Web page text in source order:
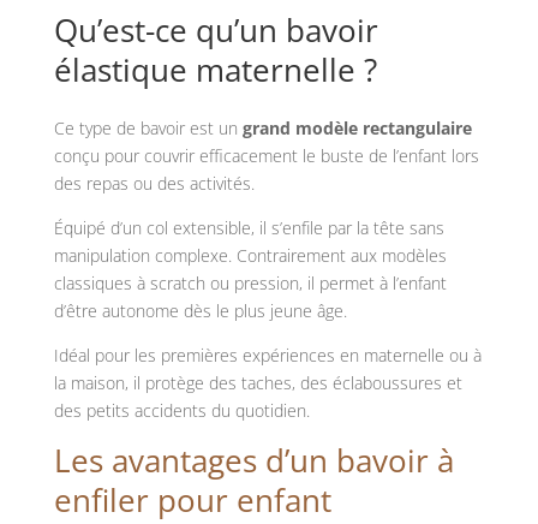
Qu’est-ce qu’un bavoir
élastique maternelle ?
Ce type de bavoir est un grand modèle rectangulaire
conçu pour couvrir efficacement le buste de l’enfant lors
des repas ou des activités.
Équipé d’un col extensible, il s’enfile par la tête sans
manipulation complexe. Contrairement aux modèles
classiques à scratch ou pression, il permet à l’enfant
d’être autonome dès le plus jeune âge.
Idéal pour les premières expériences en maternelle ou à
la maison, il protège des taches, des éclaboussures et
des petits accidents du quotidien.
Les avantages d’un bavoir à
enfiler pour enfant